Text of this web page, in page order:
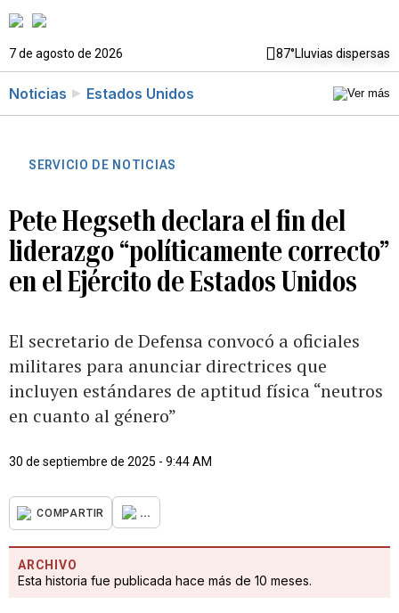
7 de agosto de 2026 87°Lluvias dispersas
Noticias Estados Unidos
SERVICIO DE NOTICIAS
Pete Hegseth declara el fin del
liderazgo “políticamente correcto”
en el Ejército de Estados Unidos
El secretario de Defensa convocó a oficiales
militares para anunciar directrices que
incluyen estándares de aptitud física “neutros
en cuanto al género”
30 de septiembre de 2025 - 9:44 AM
COMPARTIR ...
ARCHIVO
Esta historia fue publicada hace más de 10 meses.